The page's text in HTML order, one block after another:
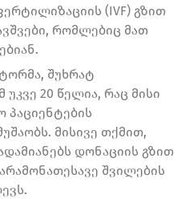
(IVF) გზით
რომლებიც მათ
შუხრატ
20 წელია, რაც მისი
მისივე თქმით,
დონაციის გზით
შვილების